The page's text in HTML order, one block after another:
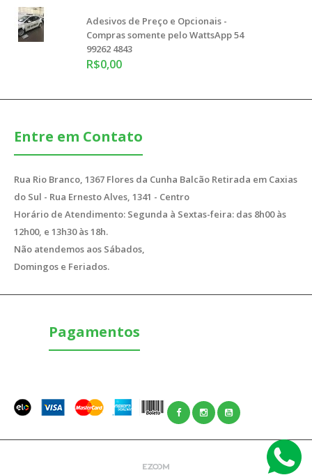
Adesivos de Preço e Opcionais -
Compras somente pelo WattsApp 54
99262 4843
R$0,00
Entre em Contato
Rua Rio Branco, 1367 Flores da Cunha Balcão Retirada em Caxias
do Sul - Rua Ernesto Alves, 1341 - Centro
Horário de Atendimento: Segunda à Sextas-feira: das 8h00 às
12h00, e 13h30 às 18h.
Não atendemos aos Sábados,
Domingos e Feriados.
Pagamentos